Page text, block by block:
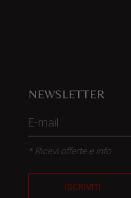
NEWSLETTER
* Ricevi offerte e info
ISCRIVITI